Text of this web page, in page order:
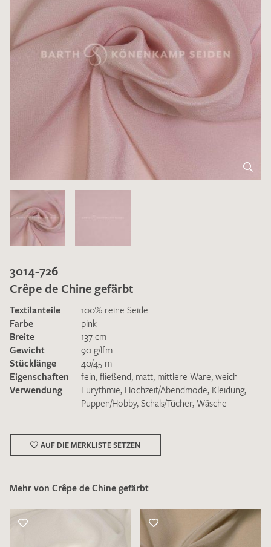
Ich bin damit einverstanden, dass meine angegebenen Daten
zur Beantwortung meiner Musteranfrage genutzt werden.
DieDatenschutzbestimmungenhabe ich zur Kenntnis
genommen und akzeptiere diese.
MUSTERANFRAGE SENDEN
3014-726
Crêpe de Chine gefärbt
Textilanteile
100% reine Seide
Farbe
pink
Breite
137 cm
Gewicht
90 g/lfm
Stücklänge
40/45 m
Eigenschaften
fein, fließend, matt, mittlere Ware, weich
Verwendung
Eurythmie, Hochzeit/Abendmode, Kleidung,
Puppen/Hobby, Schals/Tücher, Wäsche
AUF DIE MERKLISTE SETZEN
Mehr von Crêpe de Chine gefärbt